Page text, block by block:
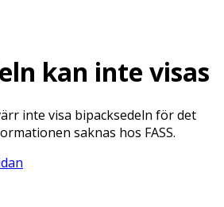
kan inte visas
inte visa bipacksedeln för det
saknas hos FASS.